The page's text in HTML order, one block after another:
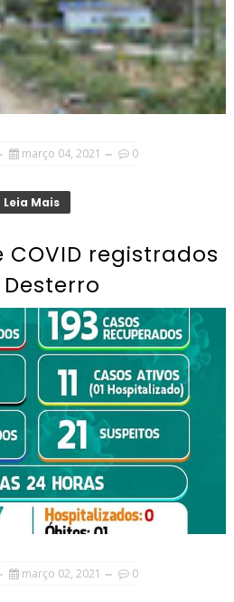
março 04, 2021 0
Leia Mais
COVID registrados
março 02, 2021 0